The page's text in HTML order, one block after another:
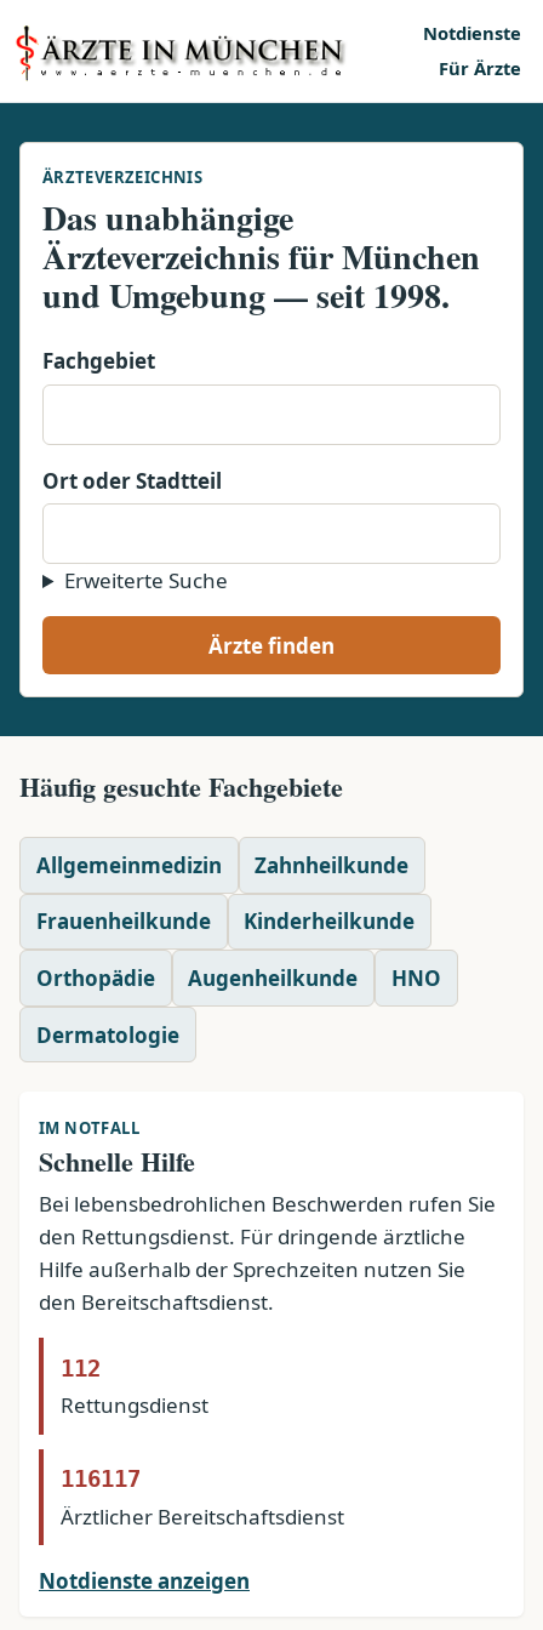
Notdienste
Für Ärzte
ÄRZTEVERZEICHNIS
Das unabhängige
Ärzteverzeichnis für München
und Umgebung — seit 1998.
Fachgebiet
Ort oder Stadtteil
Erweiterte Suche
Ärzte finden
Häufig gesuchte Fachgebiete
Allgemeinmedizin Zahnheilkunde
Frauenheilkunde Kinderheilkunde
Orthopädie Augenheilkunde HNO
Dermatologie
IM NOTFALL
Schnelle Hilfe
Bei lebensbedrohlichen Beschwerden rufen Sie
den Rettungsdienst. Für dringende ärztliche
Hilfe außerhalb der Sprechzeiten nutzen Sie
den Bereitschaftsdienst.
112
Rettungsdienst
116117
Ärztlicher Bereitschaftsdienst
Notdienste anzeigen